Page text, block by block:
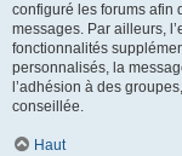
configuré les forums afin
messages. Par ailleurs,
fonctionnalités
personnalisés, la
l’adhésion à des
conseillée.
Haut